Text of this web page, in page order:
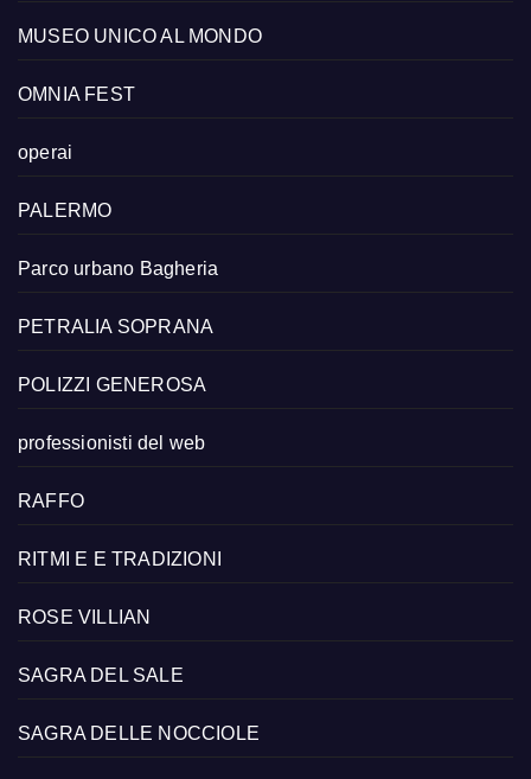
MUSEO UNICO AL MONDO
OMNIA FEST
operai
PALERMO
Parco urbano Bagheria
PETRALIA SOPRANA
POLIZZI GENEROSA
professionisti del web
RAFFO
RITMI E E TRADIZIONI
ROSE VILLIAN
SAGRA DEL SALE
SAGRA DELLE NOCCIOLE